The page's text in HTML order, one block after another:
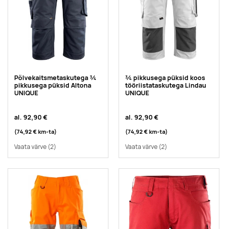
Põlvekaitsmetaskutega ¾
pikkusega püksid Altona
UNIQUE
al. 92,90 €
(74,92 € km-ta)
Vaata värve(2)
¾ pikkusega püksid koos
tööriistataskutega Lindau
UNIQUE
al. 92,90 €
(74,92 € km-ta)
Vaata värve(2)